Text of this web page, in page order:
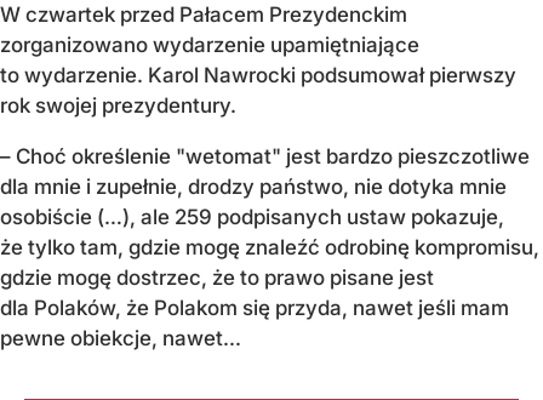
W czwartek przed Pałacem Prezydenckim
zorganizowano wydarzenie upamiętniające
to wydarzenie. Karol Nawrocki podsumował pierwszy
rok swojej prezydentury.
– Choć określenie "wetomat" jest bardzo pieszczotliwe
dla mnie i zupełnie, drodzy państwo, nie dotyka mnie
osobiście (…), ale 259 podpisanych ustaw pokazuje,
że tylko tam, gdzie mogę znaleźć odrobinę kompromisu,
gdzie mogę dostrzec, że to prawo pisane jest
dla Polaków, że Polakom się przyda, nawet jeśli mam
pewne obiekcje, nawet...